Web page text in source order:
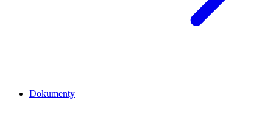
Dokumenty